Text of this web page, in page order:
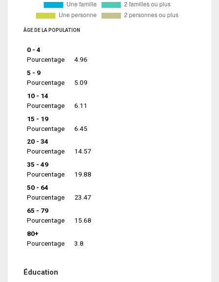
ÂGE DE LA POPULATION
0 - 4
Pourcentage
4.96
5 - 9
Pourcentage
5.09
10 - 14
Pourcentage
6.11
15 - 19
Pourcentage
6.45
20 - 34
Pourcentage
14.57
35 - 49
Pourcentage
19.88
50 - 64
Pourcentage
23.47
65 - 79
Pourcentage
15.68
80+
Pourcentage
3.8
Éducation